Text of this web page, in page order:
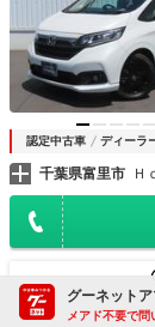
認定中古車 ディーラ
千葉県富里市 Ｈ
グーネットア
メアド不要で問